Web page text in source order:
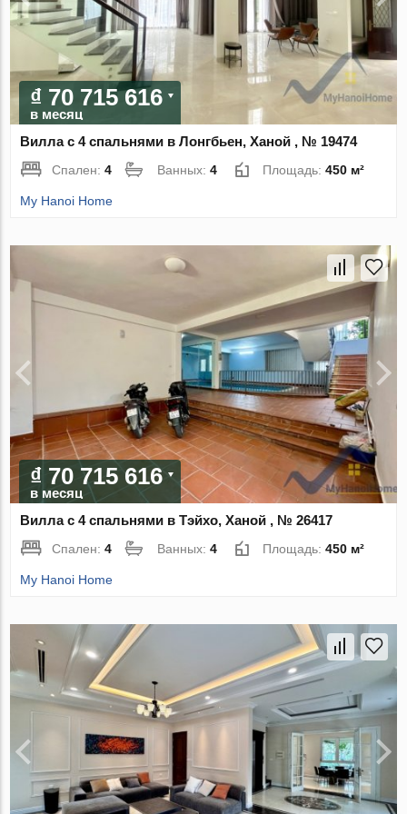
₫ 70 715 616
в месяц
Вилла с 4 спальнями в Лонгбьен, Ханой , № 19474
Спален:4 Ванных:4 Площадь:450 м²
My Hanoi Home
₫ 70 715 616
в месяц
Вилла с 4 спальнями в Тэйхо, Ханой , № 26417
Спален:4 Ванных:4 Площадь:450 м²
My Hanoi Home